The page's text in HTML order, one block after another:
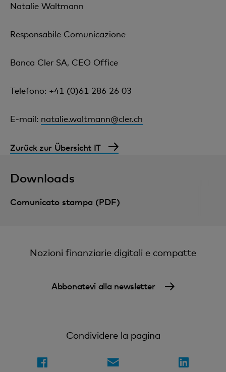
Natalie Waltmann
Responsabile Comunicazione
Banca Cler SA, CEO Office
Telefono: +41 (0)61 286 26 03
E-mail: natalie.waltmann@cler.ch
Zurück zur Übersicht IT
Downloads
Comunicato stampa (PDF)
Nozioni finanziarie digitali e compatte
Abbonatevi alla newsletter
Condividere la pagina